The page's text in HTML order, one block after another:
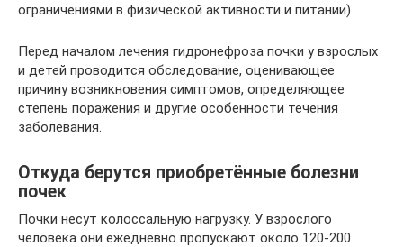
ограничениями в физической активности и питании).
Перед началом лечения гидронефроза почки у взрослых
и детей проводится обследование, оценивающее
причину возникновения симптомов, определяющее
степень поражения и другие особенности течения
заболевания.
Откуда берутся приобретённые болезни
почек
Почки несут колоссальную нагрузку. У взрослого
человека они ежедневно пропускают около 120-200